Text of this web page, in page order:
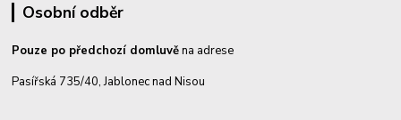
Osobní odběr
Pouze po předchozí domluvěna adrese
Pasířská 735/40, Jablonec nad Nisou